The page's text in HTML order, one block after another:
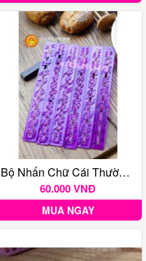
Bộ Nhấn Chữ Cái Thường + Số Màu Tím
60.000 VNĐ
MUA NGAY